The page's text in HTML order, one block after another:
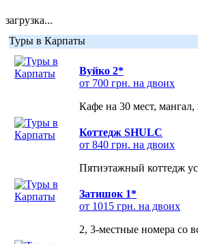
загрузка...
Туры в Карпаты
Вуйко 2*
от 700 грн. на двоих
Кафе на 30 мест,
Коттедж SHULC
от 840 грн. на двоих
Пятиэтажный коттедж
Затишок 1*
от 1015 грн. на двоих
2, 3-местные номера со